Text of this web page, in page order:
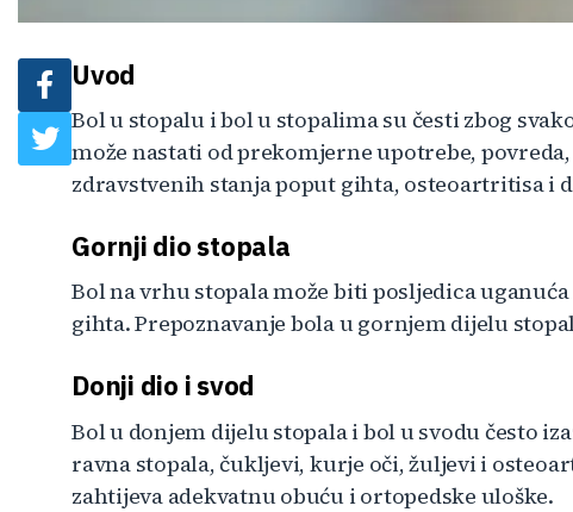
Uvod
Bol u stopalu i bol u stopalima su česti zbog
može nastati od prekomjerne upotrebe,
zdravstvenih stanja poput gihta, osteoartritisa i
Gornji dio stopala
Bol na vrhu stopala može biti posljedica
gihta. Prepoznavanje bola u gornjem dijelu
Donji dio i svod
Bol u donjem dijelu stopala i bol u svodu često
ravna stopala, čukljevi, kurje oči, žuljevi i
zahtijeva adekvatnu obuću i ortopedske uloške.